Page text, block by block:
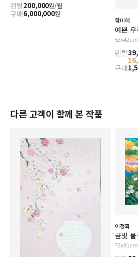
렌탈200,000원/월
구매6,000,000원
함미혜
예쁜
렌탈
구매
다른 고객이 함께 본 작품
이청화
금빛 물